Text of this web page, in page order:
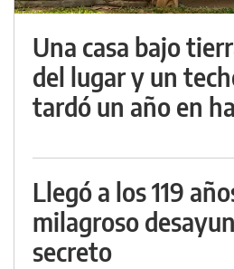
Una casa bajo
del lugar y un
tardó un año en
Llegó a los 119
milagroso
secreto